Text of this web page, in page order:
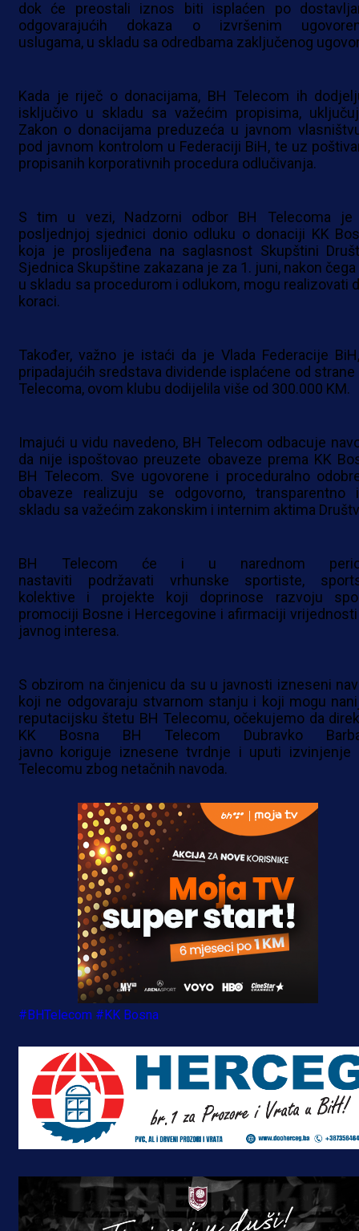
dok će preostali iznos biti isplaćen po
odgovarajućih dokaza o izvršenim
uslugama, u skladu sa odredbama zaključenog
Kada je riječ o donacijama, BH Telecom ih
isključivo u skladu sa važećim propisima,
Zakon o donacijama preduzeća u javnom
pod javnom kontrolom u Federaciji BiH, te uz
propisanih korporativnih procedura odlučivanja.
S tim u vezi, Nadzorni odbor BH Telecoma je
posljednjoj sjednici donio odluku o donaciji KK
koja je proslijeđena na saglasnost Skupštini
Sjednica Skupštine zakazana je za 1. juni, nakon čega
u skladu sa procedurom i odlukom, mogu realizovati
koraci.
Također, važno je istaći da je Vlada Federacije
pripadajućih sredstava dividende isplaćene od strane
Telecoma, ovom klubu dodijelila više od 300.000 KM.
Imajući u vidu navedeno, BH Telecom odbacuje
da nije ispoštovao preuzete obaveze prema KK
BH Telecom. Sve ugovorene i proceduralno
obaveze realizuju se odgovorno, transparentno
skladu sa važećim zakonskim i internim aktima
BH Telecom će i u narednom
nastaviti podržavati vrhunske sportiste,
kolektive i projekte koji doprinose razvoju
promociji Bosne i Hercegovine i afirmaciji
javnog interesa.
S obzirom na činjenicu da su u javnosti izneseni
koji ne odgovaraju stvarnom stanju i koji mogu
reputacijsku štetu BH Telecomu, očekujemo da
KK Bosna BH Telecom Dubravko
javno koriguje iznesene tvrdnje i uputi izvinjenje
Telecomu zbog netačnih navoda.
#BHTelecom #KK Bosna